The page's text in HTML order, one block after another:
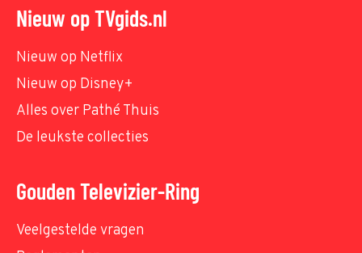
Nieuw op TVgids.nl
Nieuw op Netflix
Nieuw op Disney+
Alles over Pathé Thuis
De leukste collecties
Gouden Televizier-Ring
Veelgestelde vragen